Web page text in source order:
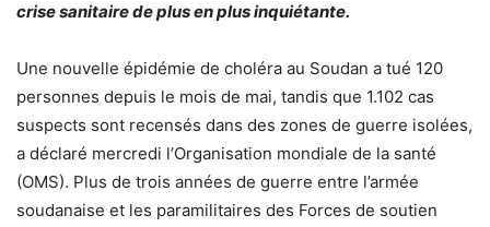
crise sanitaire de plus en plus inquiétante.
Une nouvelle épidémie de choléra au Soudan a tué 120
personnes depuis le mois de mai, tandis que 1.102 cas
suspects sont recensés dans des zones de guerre isolées,
a déclaré mercredi l’Organisation mondiale de la santé
(OMS). Plus de trois années de guerre entre l’armée
soudanaise et les paramilitaires des Forces de soutien